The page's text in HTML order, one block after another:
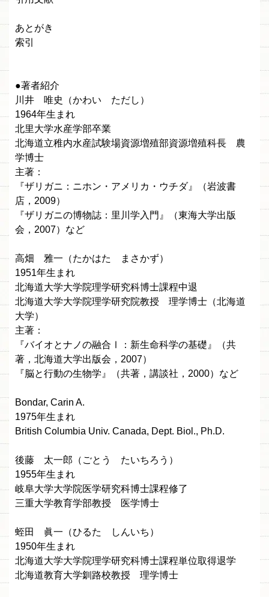
あとがき
索引
●著者紹介
川井 唯史（かわい ただし）
1964年生まれ
北里大学水産学部卒業
北海道立稚内水産試験場資源増殖部資源増殖科長 農
学博士
主著：
『ザリガニ：ニホン・アメリカ・ウチダ』（岩波書
店，2009）
『ザリガニの博物誌：里川学入門』（東海大学出版
会，2007）など
高畑 雅一（たかはた まさかず）
1951年生まれ
北海道大学大学院理学研究科博士課程中退
北海道大学大学院理学研究院教授 理学博士（北海道
大学）
主著：
『バイオとナノの融合Ⅰ：新生命科学の基礎』（共
著，北海道大学出版会，2007）
『脳と行動の生物学』（共著，講談社，2000）など
Bondar, Carin A.
1975年生まれ
British Columbia Univ. Canada, Dept. Biol., Ph.D.
後藤 太一郎（ごとう たいちろう）
1955年生まれ
岐阜大学大学院医学研究科博士課程修了
三重大学教育学部教授 医学博士
蛭田 眞一（ひるた しんいち）
1950年生まれ
北海道大学大学院理学研究科博士課程単位取得退学
北海道教育大学釧路校教授 理学博士